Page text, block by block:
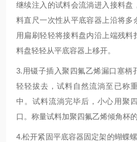
继续注入的试料会流淌进入接料盘
料直尺一次性从平底容器上沿将多
用扁刷轻轻将接料盘内沿上端残料
料盘轻轻从平底容器上移开。
3.用镊子插入聚四氟乙烯漏口塞柄
轻轻拔去，试料自然流淌至已称
中。试料流淌完毕后，小心用聚
口。称量试料加聚四氟乙烯倾角杯的
4.松开紧固平底容器固定架的蝴蝶